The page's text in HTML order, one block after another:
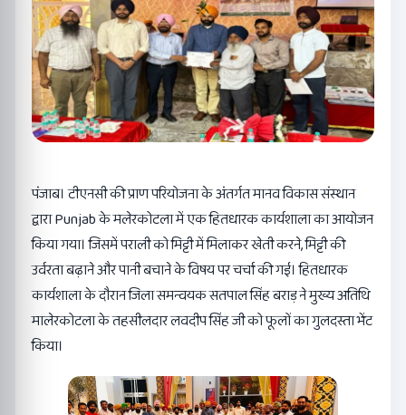
पंजाब। टीएनसी की प्राण परियोजना के अंतर्गत मानव विकास संस्थान
द्वारा Punjab के मलेरकोटला में एक हितधारक कार्यशाला का आयोजन
किया गया। जिसमें पराली को मिट्टी में मिलाकर खेती करने, मिट्टी की
उर्वरता बढ़ाने और पानी बचाने के विषय पर चर्चा की गई। हितधारक
कार्यशाला के दौरान जिला समन्वयक सतपाल सिंह बराड़ ने मुख्य अतिथि
मालेरकोटला के तहसीलदार लवदीप सिंह जी को फूलों का गुलदस्ता भेंट
किया।